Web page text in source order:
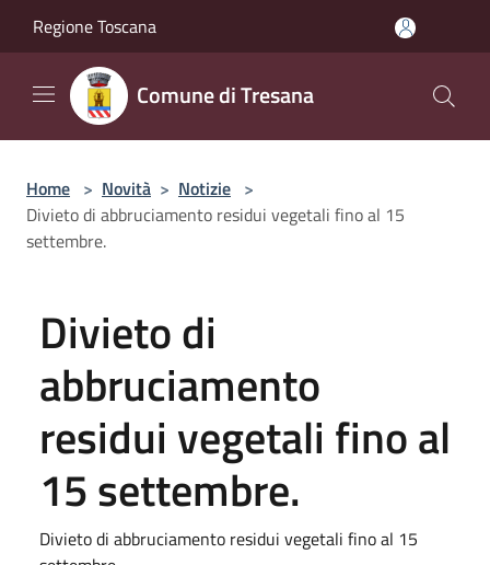
Regione Toscana
Comune di Tresana
Home > Novità > Notizie >
Divieto di abbruciamento residui vegetali fino al 15
settembre.
Divieto di
abbruciamento
residui vegetali fino al
15 settembre.
Divieto di abbruciamento residui vegetali fino al 15